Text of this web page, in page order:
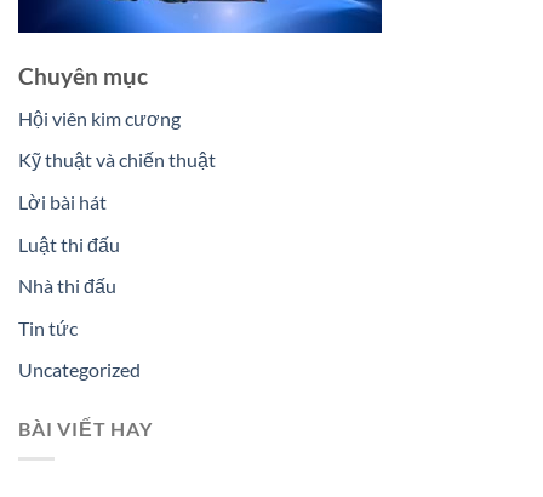
Chuyên mục
Hội viên kim cương
Kỹ thuật và chiến thuật
Lời bài hát
Luật thi đấu
Nhà thi đấu
Tin tức
Uncategorized
BÀI VIẾT HAY